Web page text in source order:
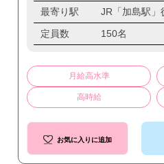
最寄り駅
JR「加島駅」
定員数
150名
月給高水準
高時給
お気に入りに追加